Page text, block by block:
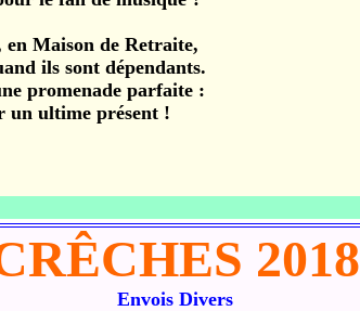
Maison de Retraite,
ils sont dépendants.
promenade parfaite :
ultime présent !
2018
Envois Divers